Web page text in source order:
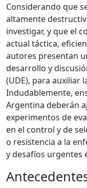
Considerando que
altamente
investigar, y que el
actual táctica,
autores presentan
desarrollo y
(UDE), para auxiliar
Indudablemente,
Argentina deberán
experimentos de
en el control y de
o resistencia a la
y desafíos urgentes